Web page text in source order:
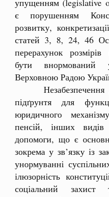
є порушенням
розвитку,
статей 3, 8, 24, 46
перерахунок
бути внормований
Верховною Радою
Незабезпечення
підґрунтя для
юридичного
пенсій, інших
допомоги, що є
зокрема у зв’язку із
унормуванні
ілюзорність
соціальний